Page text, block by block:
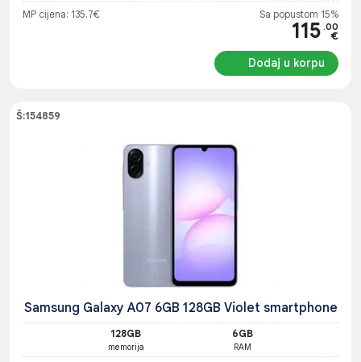
MP cijena: 135.7€ Sa popustom 15%
115 .00
€
Dodaj u korpu
Š:154859
Samsung Galaxy A07 6GB 128GB Violet smartphone
128GB
memorija
6GB
RAM